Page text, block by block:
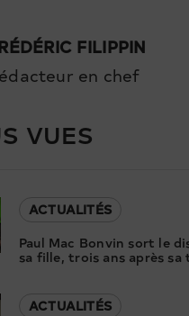
FILIPPIN
en chef
VUES
ACTUALITÉS
Paul Mac Bonvin sort le
sa fille, trois ans après sa
ACTUALITÉS